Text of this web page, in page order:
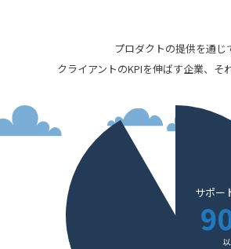
プロダクトの提供を通じ
クライアントのKPIを伸ばす企業、そ
サポー